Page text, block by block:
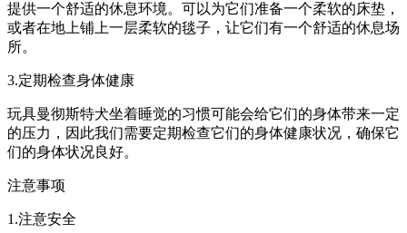
提供一个舒适的休息环境。可以为它们准备一个柔软的床垫，
或者在地上铺上一层柔软的毯子，让它们有一个舒适的休息场
所。
3.定期检查身体健康
玩具曼彻斯特犬坐着睡觉的习惯可能会给它们的身体带来一定
的压力，因此我们需要定期检查它们的身体健康状况，确保它
们的身体状况良好。
注意事项
1.注意安全